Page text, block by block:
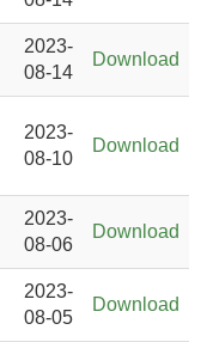
2023-
08-14
Download
2023-
08-10
Download
2023-
08-06
Download
2023-
08-05
Download